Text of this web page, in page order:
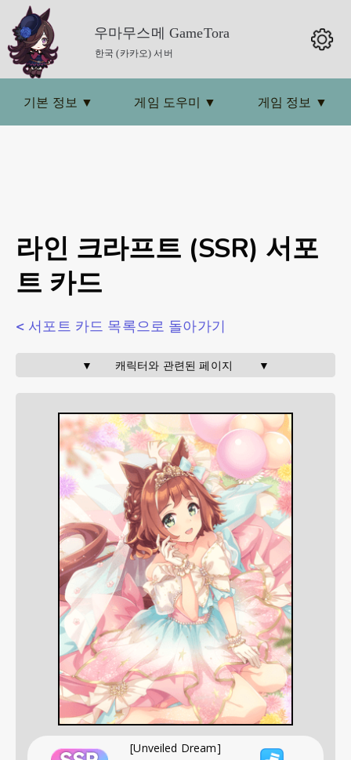
우마무스메 GameTora
한국 (카카오) 서버
기본 정보 ▼ 게임 도우미 ▼ 게임 정보 ▼
라인 크라프트 (SSR) 서포
트 카드
< 서포트 카드 목록으로 돌아가기
▼       캐릭터와 관련된 페이지        ▼
[Unveiled Dream]